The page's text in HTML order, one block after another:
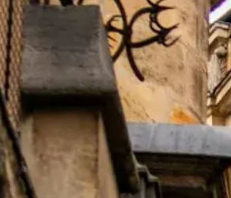
rappelle sous 24h
9h-19h
Réponse sous 24h
75008 Paris